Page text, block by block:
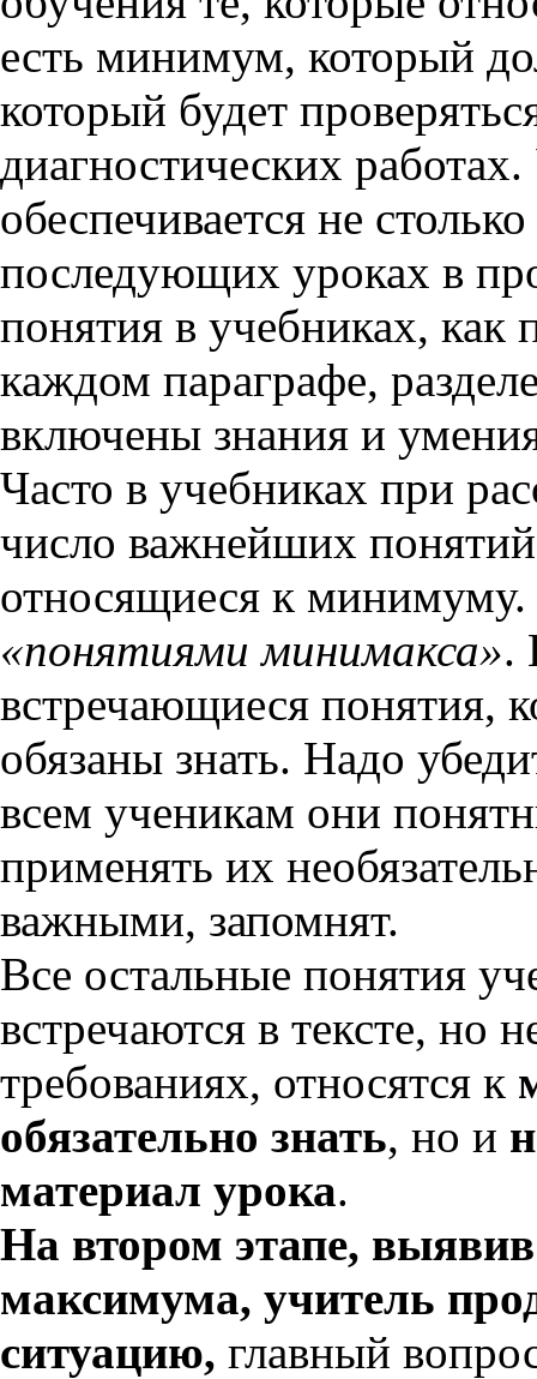
есть минимум, который
который будет
диагностических
обеспечивается не
последующих уроках в
понятия в учебниках,
каждом параграфе,
включены знания и
Часто в учебниках при
число важнейших
относящиеся к
«понятиями минимакса».
встречающиеся понятия,
обязаны знать. Надо
всем ученикам они
применять их
важными, запомнят.
Все остальные понятия
встречаются в тексте, но
требованиях, относятся к
обязательно знать, но и
материал урока.
На втором этапе,
максимума, учитель
ситуацию, главный